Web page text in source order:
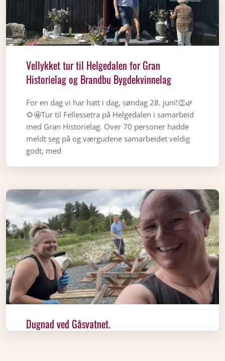
Vellykket tur til Helgedalen for Gran
Historielag og Brandbu Bygdekvinnelag
For en dag vi har hatt i dag, søndag 28. juni!👏🌿
🌻🤩Tur til Fellessetra på Helgedalen i samarbeid
med Gran Historielag. Over 70 personer hadde
meldt seg på og værgudene samarbeidet veldig
godt, med
Dugnad ved Gåsvatnet.